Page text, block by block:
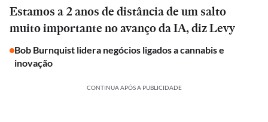
Estamos a 2 anos de distância de um salto
muito importante no avanço da IA, diz Levy
Bob Burnquist lidera negócios ligados a cannabis e
inovação
CONTINUA APÓS A PUBLICIDADE